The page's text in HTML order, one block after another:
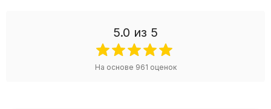
5.0 из 5
На основе 961 оценок